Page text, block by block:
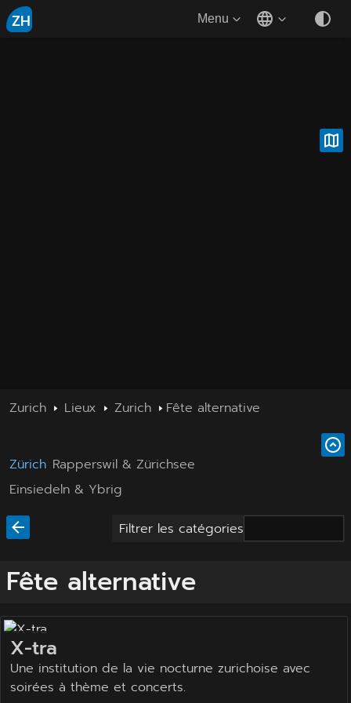
ZH Menu
Zurich Lieux Zurich Fête alternative
Zürich Rapperswil & Zürichsee
Einsiedeln & Ybrig
Filtrer les catégories
Fête alternative
X-tra
Une institution de la vie nocturne zurichoise avec
soirées à thème et concerts.